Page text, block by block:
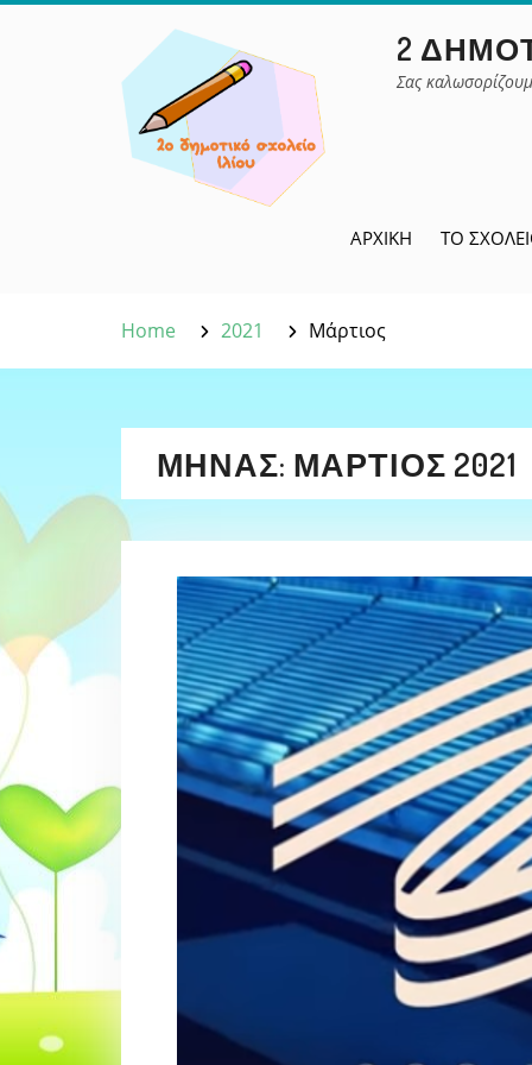
2
Σας
ΑΡΧΙΚΉ ΤΟ
Home 2021 Μάρτιος
ΜΉΝΑΣ: ΜΆΡΤΙΟΣ 2021